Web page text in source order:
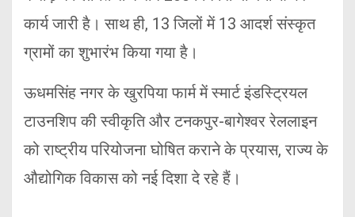
कार्य जारी है। साथ ही, 13 जिलों में 13 आदर्श संस्कृत
ग्रामों का शुभारंभ किया गया है।
ऊधमसिंह नगर के खुरपिया फार्म में स्मार्ट इंडस्ट्रियल
टाउनशिप की स्वीकृति और टनकपुर-बागेश्वर रेललाइन
को राष्ट्रीय परियोजना घोषित कराने के प्रयास, राज्य के
औद्योगिक विकास को नई दिशा दे रहे हैं।